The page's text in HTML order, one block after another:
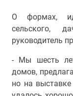
О формах,
сельского,
руководитель
- Мы шесть
домов,
но на